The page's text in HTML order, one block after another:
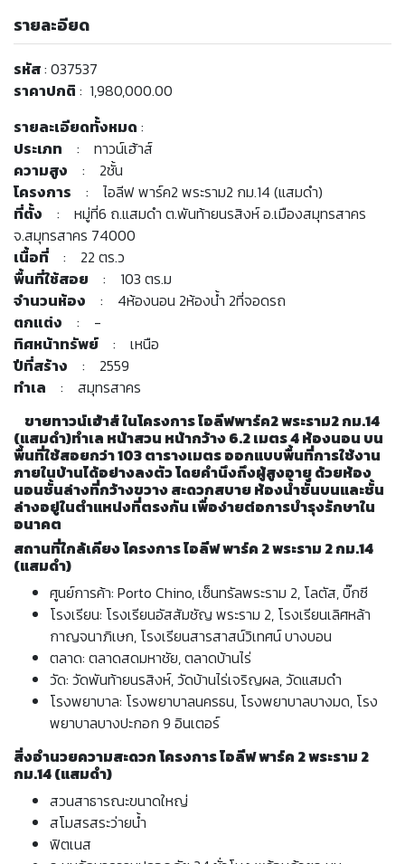
รายละอียด
รหัส: 037537
ราคาปกติ : 1,980,000.00
รายละเอียดทั้งหมด :
ประเภท : ทาวน์เฮ้าส์
ความสูง : 2ชั้น
โครงการ : ไอลีฟ พาร์ค2 พระราม2 กม.14 (แสมดำ)
ที่ตั้ง : หมู่ที่6 ถ.แสมดำ ต.พันท้ายนรสิงห์ อ.เมืองสมุทรสาคร
จ.สมุทรสาคร 74000
เนื้อที่ : 22 ตร.ว
พื้นที่ใช้สอย : 103 ตร.ม
จำนวนห้อง : 4ห้องนอน 2ห้องน้ำ 2ที่จอดรถ
ตกแต่ง : -
ทิศหน้าทรัพย์ : เหนือ
ปีที่สร้าง : 2559
ทำเล : สมุทรสาคร
ขายทาวน์เฮ้าส์ ในโครงการ ไอลีฟพาร์ค2 พระราม2 กม.14
(แสมดำ)ทำเล หน้าสวน หน้ากว้าง 6.2 เมตร 4 ห้องนอน บน
พื้นที่ใช้สอยกว่า 103 ตารางเมตร ออกแบบพื้นที่การใช้งาน
ภายในบ้านได้อย่างลงตัว โดยคำนึงถึงผู้สูงอายุ ด้วยห้อง
นอนชั้นล่างที่กว้างขวาง สะดวกสบาย ห้องน้ำชั้นบนและชั้น
ล่างอยู่ในตำแหน่งที่ตรงกัน เพื่อง่ายต่อการบำรุงรักษาใน
อนาคต
สถานที่ใกล้เคียง โครงการ ไอลีฟ พาร์ค 2 พระราม 2 กม.14
(แสมดำ)
ศูนย์การค้า: Porto Chino, เซ็นทรัลพระราม 2, โลตัส, บิ๊กซี
โรงเรียน: โรงเรียนอัสสัมชัญ พระราม 2, โรงเรียนเลิศหล้า
กาญจนาภิเษก, โรงเรียนสารสาสน์วิเทศน์ บางบอน
ตลาด: ตลาดสดมหาชัย, ตลาดบ้านไร่
วัด: วัดพันท้ายนรสิงห์, วัดบ้านไร่เจริญผล, วัดแสมดำ
โรงพยาบาล: โรงพยาบาลนครธน, โรงพยาบาลบางมด, โรง
พยาบาลบางปะกอก 9 อินเตอร์
สิ่งอำนวยความสะดวก โครงการ ไอลีฟ พาร์ค 2 พระราม 2
กม.14 (แสมดำ)
สวนสาธารณะขนาดใหญ่
สโมสรสระว่ายน้ำ
ฟิตเนส